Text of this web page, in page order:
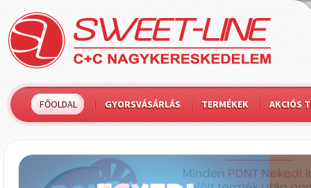
FŐOLDAL GYORSVÁSÁRLÁS TERMÉKEK AKCIÓS